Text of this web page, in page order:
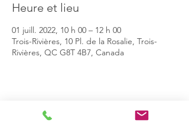
Heure et lieu
01 juill. 2022, 10 h 00 – 12 h 00
Trois-Rivières, 10 Pl. de la Rosalie, Trois-
Rivières, QC G8T 4B7, Canada
Partager cet événement